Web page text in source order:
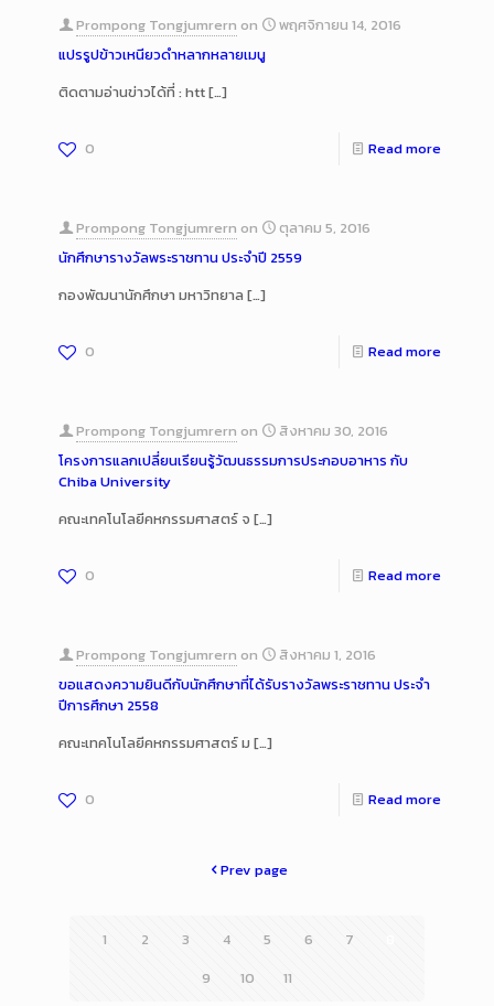
Prompong Tongjumrern on
พฤศจิกายน 14, 2016
แปรรูปข้าวเหนียวดำหลากหลายเมนู
ติดตามอ่านข่าวได้ที่ : htt[…]
0 Read more
Prompong Tongjumrern on
ตุลาคม 5, 2016
นักศึกษารางวัลพระราชทาน ประจำปี 2559
กองพัฒนานักศึกษา มหาวิทยาล […]
0 Read more
Prompong Tongjumrern on
สิงหาคม 30, 2016
โครงการแลกเปลี่ยนเรียนรู้วัฒนธรรมการประกอบอาหาร กับ
Chiba University
คณะเทคโนโลยีคหกรรมศาสตร์ จ […]
0 Read more
Prompong Tongjumrern on
สิงหาคม 1, 2016
ขอแสดงความยินดีกับนักศึกษาที่ได้รับรางวัลพระราชทาน ประจำ
ปีการศึกษา 2558
คณะเทคโนโลยีคหกรรมศาสตร์ ม […]
0 Read more
Prev page
1 2 3 4 5 6 7
9
10 11